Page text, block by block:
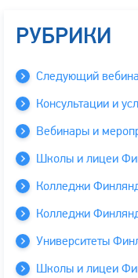
РУБРИКИ
Следующий
Консультации и
Вебинары и
Школы и лицеи
Колледжи
Колледжи
Университеты
Школы и лицеи